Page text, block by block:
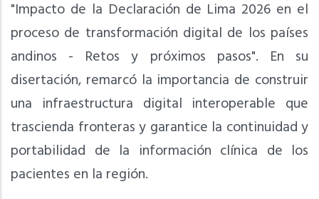
"Impacto de la Declaración de Lima 2026 en el
proceso de transformación digital de los países
andinos - Retos y próximos pasos". En su
disertación, remarcó la importancia de construir
una infraestructura digital interoperable que
trascienda fronteras y garantice la continuidad y
portabilidad de la información clínica de los
pacientes en la región.